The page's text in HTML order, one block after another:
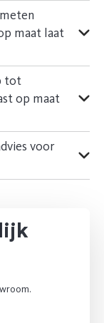
maat laat
tot
op maat
voor